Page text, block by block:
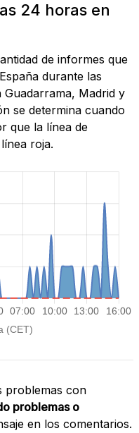
24 horas en
de informes que
durante las
Madrid y
se determina cuando
que la línea de
roja.
problemas con
problemas o
en los comentarios.